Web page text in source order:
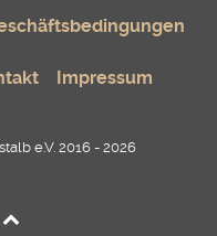
Impressum
e.V. 2016 - 2026